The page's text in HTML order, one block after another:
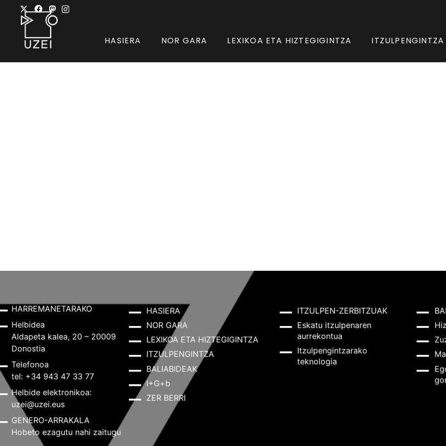
HASIERA NOR GARA LEXIKOA ETA HIZTEGIGINTZA ITZULPENGINTZA
HARREMANETARAKO
Helbidea
Aldapeta kalea, 20 – 20009
Donostia
Telefonoa
tel: +34 943 47 33 77
Helbide elektronikoa:
uzei@uzei.eus
GENERO-ARRAKALA
Hobeto ezagutu nahi zaitugu
HASIERA
NOR GARA
LEXIKOA ETA HIZTEGIGINTZA
ITZULPENGINTZA
BALIABIDEAK
I+G+b
ZER BERRI
ITZULPEN-ZERBITZUAK
Eskatu itzulpenaren
aurrekontua
Itzulpengintzarako
teknologia